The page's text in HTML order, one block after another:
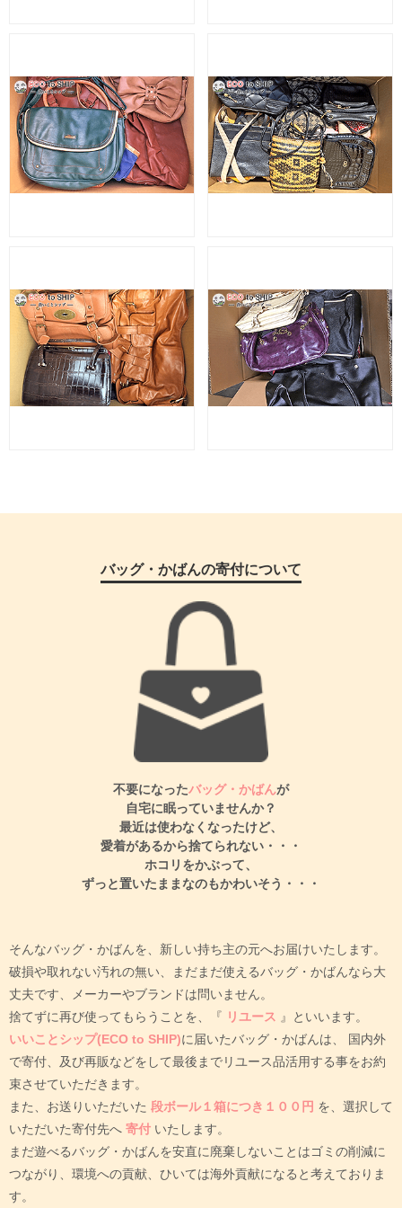
バッグ・かばんの寄付について
不要になったバッグ・かばんが
自宅に眠っていませんか？
最近は使わなくなったけど、
愛着があるから捨てられない・・・
ホコリをかぶって、
ずっと置いたままなのもかわいそう・・・
そんなバッグ・かばんを、新しい持ち主の元へお届けいたします。
破損や取れない汚れの無い、まだまだ使えるバッグ・かばんなら大
丈夫です、メーカーやブランドは問いません。
捨てずに再び使ってもらうことを、『 リユース 』といいます。
いいことシップ(ECO to SHIP)に届いたバッグ・かばんは、
国内外
で寄付、及び再販などをして最後までリユース品活用する事をお約
束させていただきます。
また、お送りいただいた 段ボール１箱につき１００円 を、選択して
いただいた寄付先へ 寄付 いたします。
まだ遊べるバッグ・かばんを安直に廃棄しないことはゴミの削減に
つながり、環境への貢献、ひいては海外貢献になると考えておりま
す。